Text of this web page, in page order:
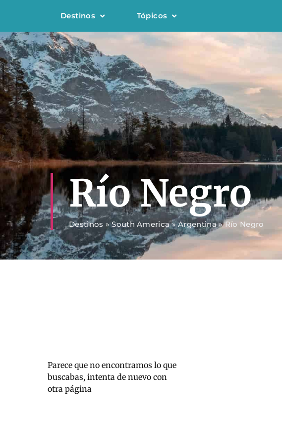
Destinos Tópicos
Río Negro
Destinos »South America»Argentina»Río Negro
Parece que no encontramos lo que
buscabas, intenta de nuevo con
otra página